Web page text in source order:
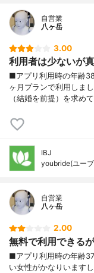
自営業
八ヶ岳
3.00
利用者は少ないが
■アプリ利用時の年齢
ヶ月プランで利用しま
（結婚を前提）を求め
IBJ
youbride(ユー
自営業
八ヶ岳
2.00
無料で利用できる
■アプリ利用時の年齢
い女性がかなりいます